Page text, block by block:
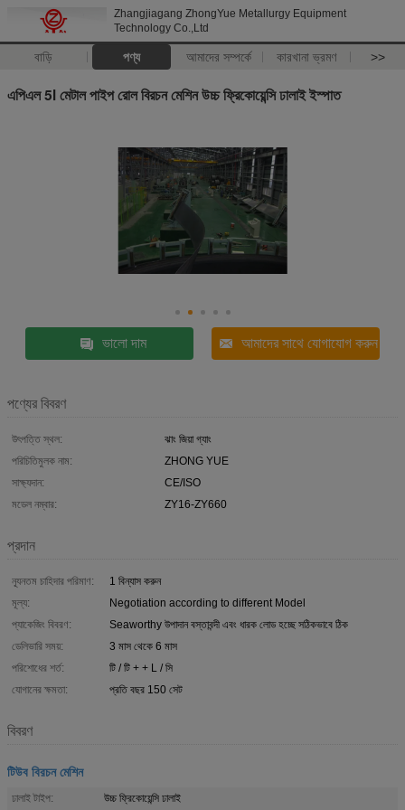
Zhangjiagang ZhongYue Metallurgy Equipment
Technology Co.,Ltd
বাড়ি পণ্য আমাদের সম্পর্কে কারখানা ভ্রমণ >>
এপিএল 5l মেটাল পাইপ রোল বিরচন মেশিন উচ্চ ফ্রিকোয়েন্সি ঢালাই ইস্পাত
ভালো দাম আমাদের সাথে যোগাযোগ করুন
পণ্যের বিবরণ
উৎপত্তি স্থল:
ঝাং জিয়া গ্যাং
পরিচিতিমুলক নাম:
ZHONG YUE
সাক্ষ্যদান:
CE/ISO
মডেল নম্বার:
ZY16-ZY660
প্রদান
ন্যূনতম চাহিদার পরিমাণ:
1 বিন্যাস করুন
মূল্য:
Negotiation according to different Model
প্যাকেজিং বিবরণ:
Seaworthy উপাদান বস্তাবন্দী এবং ধারক লোড হচ্ছে সঠিকভাবে ঠিক
ডেলিভারি সময়:
3 মাস থেকে 6 মাস
পরিশোধের শর্ত:
টি / টি + + L / সি
যোগানের ক্ষমতা:
প্রতি বছর 150 সেট
বিবরণ
টিউব বিরচন মেশিন
ঢালাই টাইপ:
উচ্চ ফ্রিকোয়েন্সি ঢালাই